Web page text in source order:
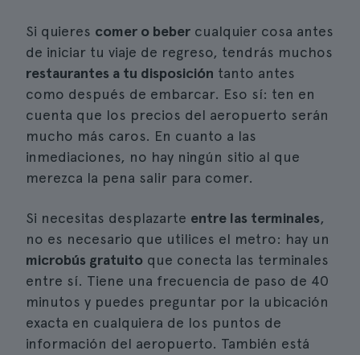
Si quieres comer o beber cualquier cosa antes
de iniciar tu viaje de regreso, tendrás muchos
restaurantes a tu disposición tanto antes
como después de embarcar. Eso sí: ten en
cuenta que los precios del aeropuerto serán
mucho más caros. En cuanto a las
inmediaciones, no hay ningún sitio al que
merezca la pena salir para comer.
Si necesitas desplazarte entre las terminales,
no es necesario que utilices el metro: hay un
microbús gratuito que conecta las terminales
entre sí. Tiene una frecuencia de paso de 40
minutos y puedes preguntar por la ubicación
exacta en cualquiera de los puntos de
información del aeropuerto. También está